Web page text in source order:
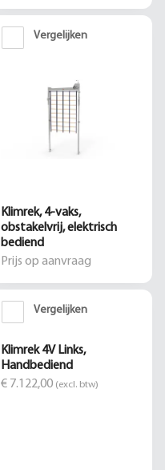
Vergelijken
Klimrek, 4-vaks,
obstakelvrij, elektrisch
bediend
Prijs op aanvraag
Vergelijken
Klimrek 4V Links,
Handbediend
€ 7.122,00 (excl. btw)